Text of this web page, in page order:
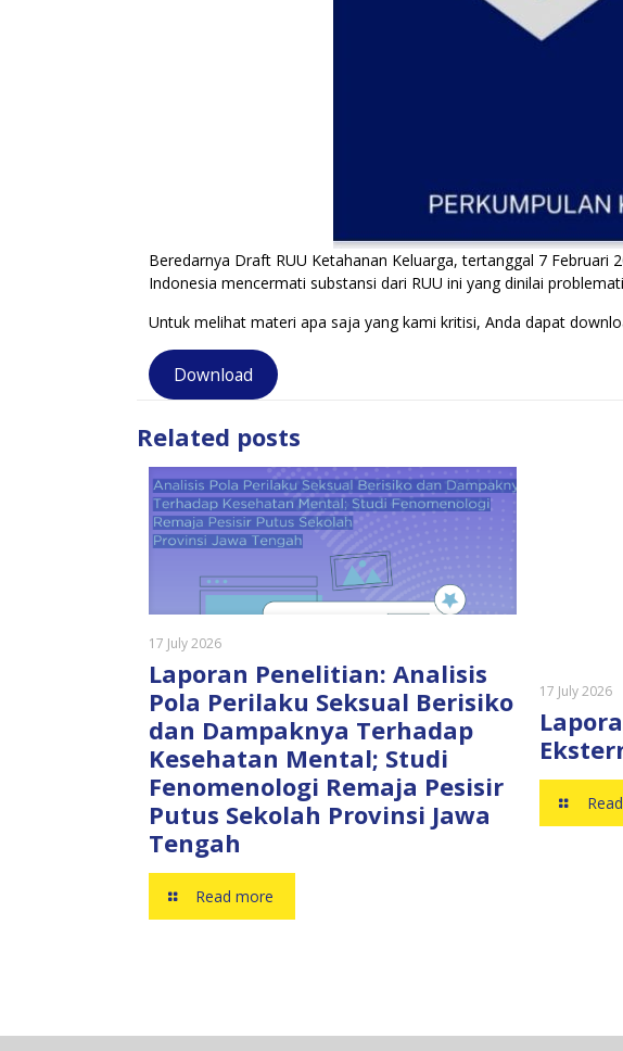
Beredarnya Draft RUU Ketahanan Keluarga, tertanggal 7
Indonesia mencermati substansi dari RUU ini yang dinilai
Untuk melihat materi apa saja yang kami kritisi, Anda dapat
Download
Related posts
17 July 2026
Laporan Penelitian: Analisis
Pola Perilaku Seksual Berisiko
dan Dampaknya Terhadap
Kesehatan Mental; Studi
Fenomenologi Remaja Pesisir
Putus Sekolah Provinsi Jawa
Tengah
Read more
17 July 2026